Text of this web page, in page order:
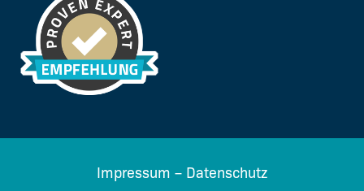
Impressum – Datenschutz